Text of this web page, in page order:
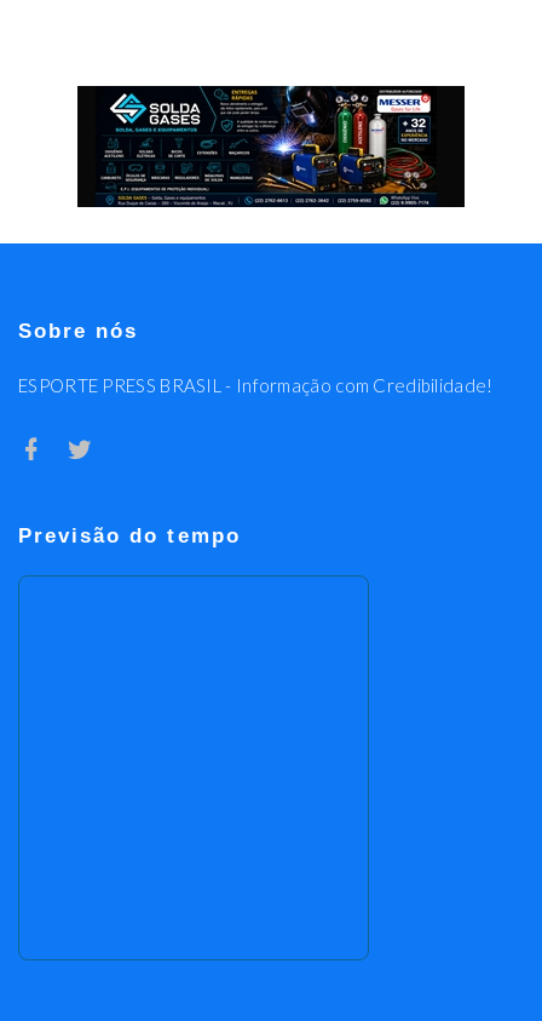
Sobre nós
ESPORTE PRESS BRASIL - Informação com Credibilidade!
Previsão do tempo